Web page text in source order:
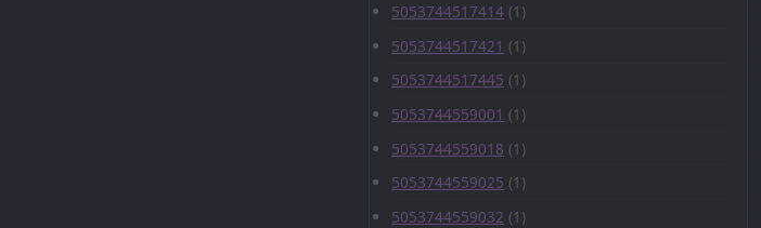
5053744517414 (1)
5053744517421 (1)
5053744517445 (1)
5053744559001 (1)
5053744559018 (1)
5053744559025 (1)
5053744559032 (1)